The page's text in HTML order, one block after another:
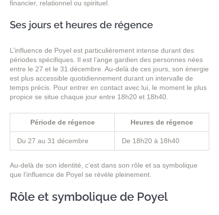
financier, relationnel ou spirituel.
Ses jours et heures de régence
L’influence de Poyel est particulièrement intense durant des
périodes spécifiques. Il est l’ange gardien des personnes nées
entre le 27 et le 31 décembre. Au-delà de ces jours, son énergie
est plus accessible quotidiennement durant un intervalle de
temps précis. Pour entrer en contact avec lui, le moment le plus
propice se situe chaque jour entre 18h20 et 18h40.
Période de régence Heures de régence
Du 27 au 31 décembre De 18h20 à 18h40
Au-delà de son identité, c’est dans son rôle et sa symbolique
que l’influence de Poyel se révèle pleinement.
Rôle et symbolique de Poyel